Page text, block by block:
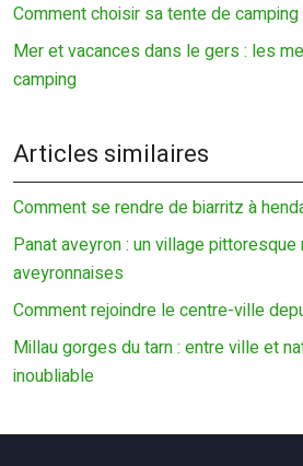
Comment choisir sa tente de
Mer et vacances dans le gers : les
camping
Articles similaires
Comment se rendre de biarritz à
Panat aveyron : un village
aveyronnaises
Comment rejoindre le centre-ville
Millau gorges du tarn : entre ville et
inoubliable